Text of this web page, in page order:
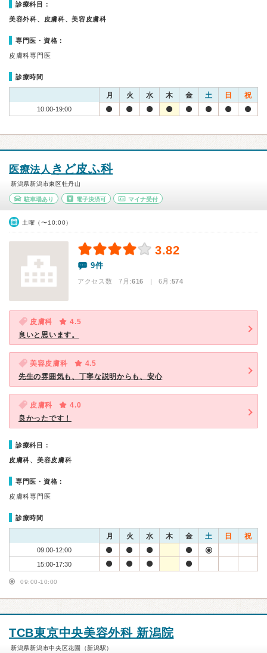
診療科目：
美容外科、皮膚科、美容皮膚科
専門医・資格：
皮膚科専門医
診療時間
月 火 水 木 金 土 日 祝
10:00-19:00
医療法人 きど皮ふ科
新潟県新潟市東区牡丹山
駐車場あり 電子決済可 マイナ受付
土曜（〜10:00）
3.82
9件
アクセス数 7月:616 | 6月:574
皮膚科
4.5
良いと思います。
美容皮膚科
4.5
先生の雰囲気も、丁寧な説明からも、安心
皮膚科
4.0
良かったです！
診療科目：
皮膚科、美容皮膚科
専門医・資格：
皮膚科専門医
診療時間
月 火 水 木 金 土 日 祝
09:00-12:00
15:00-17:30
09:00-10:00
TCB東京中央美容外科 新潟院
新潟県新潟市中央区花園（新潟駅）